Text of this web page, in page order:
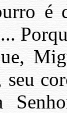
é
seu